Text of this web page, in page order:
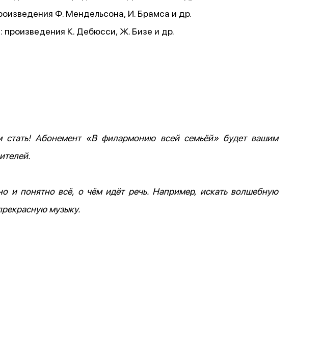
Ф. Мендельсона, И. Брамса и др.
произведения К. Дебюсси, Ж. Бизе и др.
Абонемент «В филармонию всей семьёй» будет вашим
и понятно всё, о чём идёт речь. Например, искать волшебную
музыку.